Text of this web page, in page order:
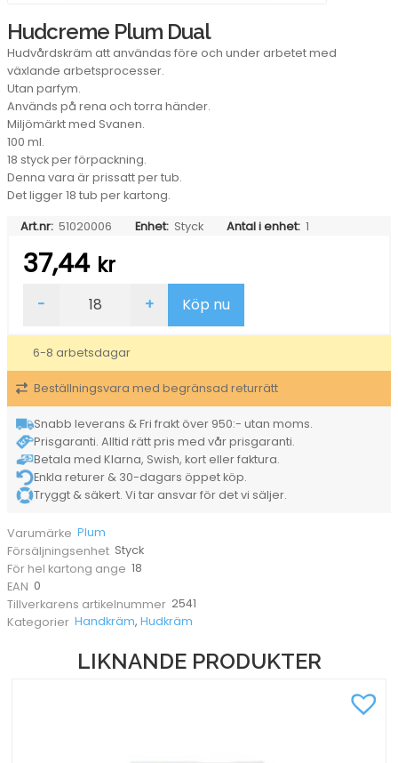
Hudcreme Plum Dual
Hudvårdskräm att användas före och under arbetet med
växlande arbetsprocesser.
Utan parfym.
Används på rena och torra händer.
Miljömärkt med Svanen.
100 ml.
18 styck per förpackning.
Denna vara är prissatt per tub.
Det ligger 18 tub per kartong.
Art.nr: 51020006 Enhet: Styck Antal i enhet: 1
37,44 kr
Plum
mängd
- + Köp nu
6-8 arbetsdagar
Beställningsvara med begränsad returrätt
Snabb leverans & Fri frakt över 950:- utan moms.
Prisgaranti. Alltid rätt pris med vår prisgaranti.
Betala med Klarna, Swish, kort eller faktura.
Enkla returer & 30-dagars öppet köp.
Tryggt & säkert. Vi tar ansvar för det vi säljer.
Varumärke Plum
Försäljningsenhet Styck
För hel kartong ange 18
EAN 0
Tillverkarens artikelnummer 2541
Kategorier Handkräm,Hudkräm
LIKNANDE PRODUKTER